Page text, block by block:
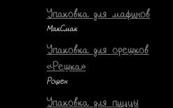
Упаковка для мафинов
МакСмак
Упаковка для орешков
«Решка»
Рошен
Упаковка для пиццы